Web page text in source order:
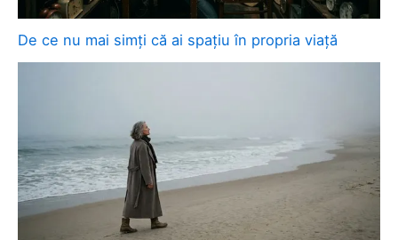
De ce nu mai simți că ai spațiu în propria viață